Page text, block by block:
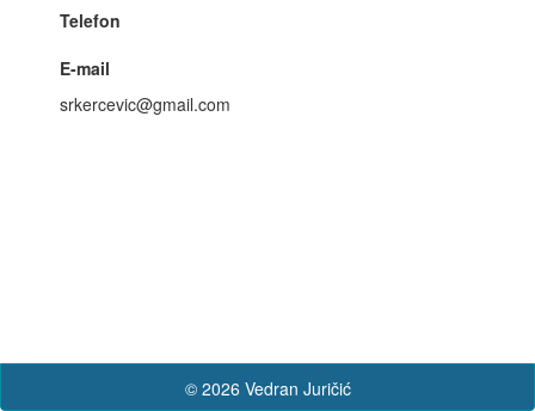
Telefon
E-mail
srkercevic@gmail.com
© 2026 Vedran Juričić